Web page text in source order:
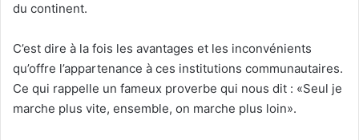
du continent.
C’est dire à la fois les avantages et les inconvénients
qu’offre l’appartenance à ces institutions communautaires.
Ce qui rappelle un fameux proverbe qui nous dit : «Seul je
marche plus vite, ensemble, on marche plus loin».